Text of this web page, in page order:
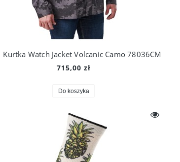
Kurtka Watch Jacket Volcanic Camo 78036CM
715,00 zł
Do koszyka